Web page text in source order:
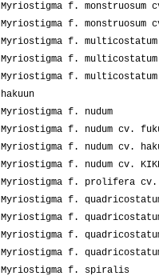
Myriostigma f. monstruosum
Myriostigma f. monstruosum
Myriostigma f. multicostatum
Myriostigma f.
Myriostigma f.
hakuun
Myriostigma f. nudum
Myriostigma f. nudum cv.
Myriostigma f. nudum cv.
Myriostigma f. nudum cv.
Myriostigma f. prolifera cv.
Myriostigma f.
Myriostigma f.
Myriostigma f.
Myriostigma f.
Myriostigma f. spiralis